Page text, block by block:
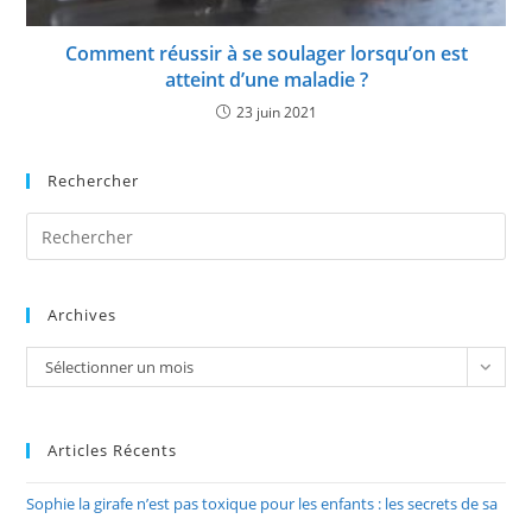
Comment réussir à se soulager lorsqu’on est
atteint d’une maladie ?
23 juin 2021
Rechercher
the
Archives
Archives
Sélectionner un mois
Articles Récents
Sophie la girafe n’est pas toxique pour les enfants : les secrets de sa